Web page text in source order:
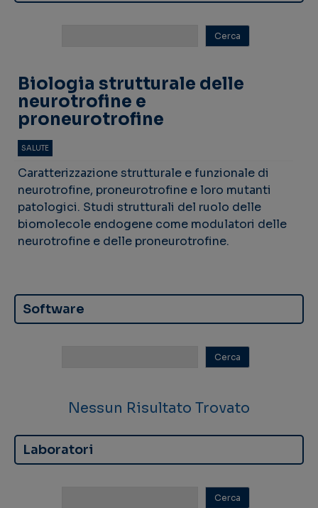
Biologia strutturale delle
neurotrofine e
proneurotrofine
SALUTE
Caratterizzazione strutturale e funzionale di
neurotrofine, proneurotrofine e loro mutanti
patologici. Studi strutturali del ruolo delle
biomolecole endogene come modulatori delle
neurotrofine e delle proneurotrofine.
Software
Nessun Risultato Trovato
Laboratori